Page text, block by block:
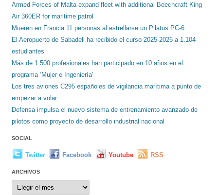
Armed Forces of Malta expand fleet with additional Beechcraft King
Air 360ER for maritime patrol
Mueren en Francia 11 personas al estrellarse un Pilatus PC-6
El Aeropuerto de Sabadell ha recibido el curso 2025-2026 a 1.104
estudiantes
Más de 1.500 profesionales han participado en 10 años en el
programa ‘Mujer e Ingeniería’
Los tres aviones C295 españoles de vigilancia marítima a punto de
empezar a volar
Defensa impulsa el nuevo sistema de entrenamiento avanzado de
pilotos como proyecto de desarrollo industrial nacional
SOCIAL
Twitter Facebook Youtube RSS
ARCHIVOS
Archivos